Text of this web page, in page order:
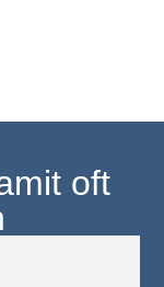
oft